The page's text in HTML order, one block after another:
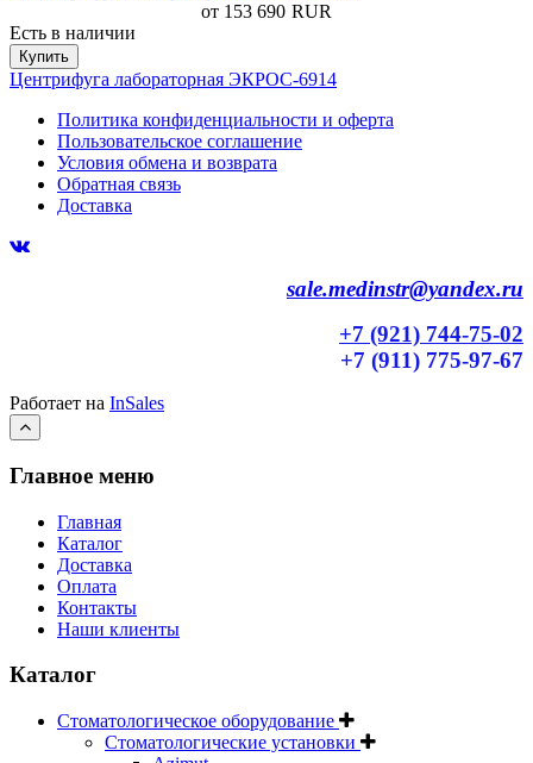
от 153 690 RUR
Есть в наличии
Купить
Центрифуга лабораторная ЭКРОС-6914
Политика конфиденциальности и оферта
Пользовательское соглашение
Условия обмена и возврата
Обратная связь
Доставка
sale.medinstr@yandex.ru
+7 (921) 744-75-02
+7 (911) 775-97-67
Работает на InSales
Главное меню
Главная
Каталог
Доставка
Оплата
Контакты
Наши клиенты
Каталог
Стоматологическое оборудование
Стоматологические установки